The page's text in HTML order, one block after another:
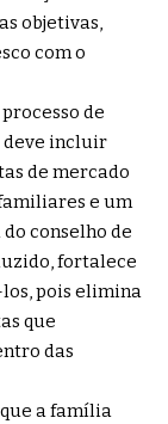
objetivas,
com o
de
deve incluir
de mercado
e um
conselho de
fortalece
pois elimina
que
das
a família